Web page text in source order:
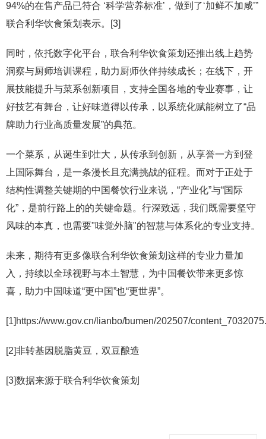
94%的在售产品已符合 ‘科学营养标准’，做到了‘加鲜不加咸’”
联合利华饮食策划表示。[3]
同时，依托数字化平台，联合利华饮食策划还推出线上趋势
洞察与厨师培训课程，助力厨师伙伴持续成长；在线下，开
展技能提升与菜系创新项目，支持全国各地的专业赛事，让
好技艺有舞台，让好味道得以传承，以系统化赋能树立了“品
牌助力行业高质量发展”的典范。
一个菜系，从诞生到壮大，从传承到创新，从享誉一方到登
上国际舞台，是一条漫长且充满挑战的征程。而对于正处于
结构性调整关键期的中国餐饮行业来说，“产业化”与“国际
化”，是前行路上的的关键命题。行深致远，我们既需要坚守
风味的本真，也需要"味觉外脑"的智慧与体系化的专业支持。
未来，期待有更多像联合利华饮食策划这样的专业力量加
入，持续以全球视野与本土智慧，为中国餐饮带来更多惊
喜，助力中国味道“更中国”也“更世界”。
[1]https://www.gov.cn/lianbo/bumen/202507/
[2]非转基因脱脂黄豆，双豆酿造
[3]数据来源于联合利华饮食策划